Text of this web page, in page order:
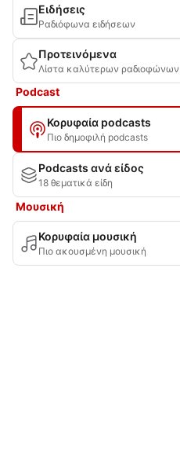
Ειδήσεις
Ραδιόφωνα ειδήσεων
Προτεινόμενα
Λίστα καλύτερων ραδιοφώνων
Podcast
Κορυφαία podcasts
Πιο δημοφιλή podcasts
Podcasts ανά είδος
18 θεματικά είδη
Μουσική
Κορυφαία μουσική
Πιο ακουσμένη μουσική